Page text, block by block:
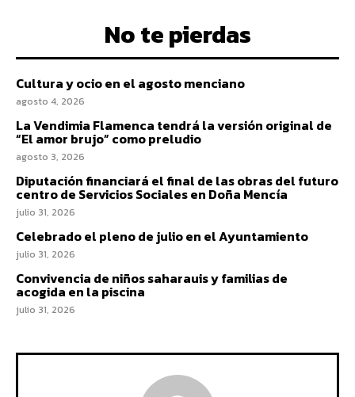
No te pierdas
Cultura y ocio en el agosto menciano
agosto 4, 2026
La Vendimia Flamenca tendrá la versión original de
“El amor brujo” como preludio
agosto 3, 2026
Diputación financiará el final de las obras del futuro
centro de Servicios Sociales en Doña Mencía
julio 31, 2026
Celebrado el pleno de julio en el Ayuntamiento
julio 31, 2026
Convivencia de niños saharauis y familias de
acogida en la piscina
julio 31, 2026